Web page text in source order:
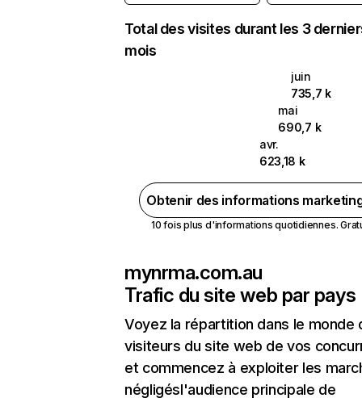
Total des visites durant les 3
mois
juin
735,7 k
mai
690,7 k
avr.
623,18 k
Obtenir des informations
10 fois plus d'informations quotidiennes.
mynrma.com.au
Trafic du site web par pays
Voyez la répartition dans le monde
visiteurs du site web de vos
et commencez à exploiter les
négligésl'audience principale de